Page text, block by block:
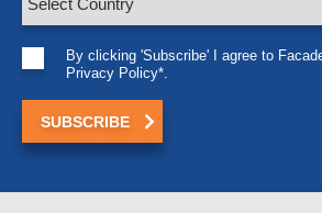
By clicking 'Subscribe' I agree to
Privacy Policy*.